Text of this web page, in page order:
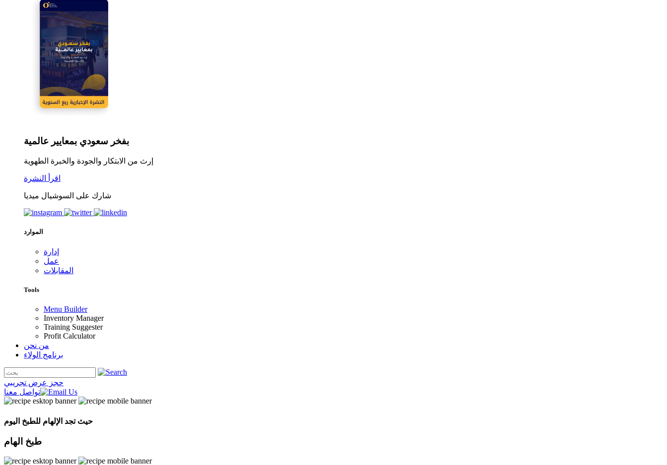
بفخر سعودي بمعايير عالمية
إرث من الابتكار والجودة والخبرة الطهوية
اقرأ النشرة
شارك على السوشيال ميديا
الموارد
إدارة
عمل
المقابلات
Tools
Menu Builder
Inventory Manager
Training Suggester
Profit Calculator
من نحن
برنامج الولاء
حجز عرض تجريبي
تواصل معنا
حيث تجد الإلهام للطبخ اليوم
طبخ الهام